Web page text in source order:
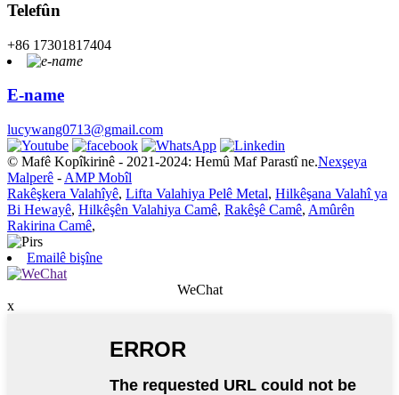
Telefûn
+86 17301817404
E-name
lucywang0713@gmail.com
© Mafê Kopîkirinê - 2021-2024: Hemû Maf Parastî ne.Nexşeya
Malperê - AMP Mobîl
Rakêşkera Valahîyê, Lifta Valahiya Pelê Metal, Hilkêşana Valahî ya
Bi Hewayê, Hilkêşên Valahiya Camê, Rakêşê Camê, Amûrên
Rakirina Camê,
Emailê bişîne
WeChat
x